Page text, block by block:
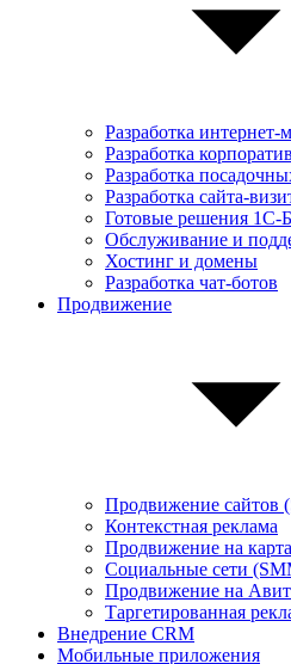
Разработка интернет-
Разработка
Разработка
Разработка сайта-
Готовые решения 1С-
Обслуживание и
Хостинг и домены
Разработка чат-ботов
Продвижение
Продвижение сайтов
Контекстная реклама
Продвижение на
Социальные сети
Продвижение на
Таргетированная
Внедрение CRM
Мобильные приложения